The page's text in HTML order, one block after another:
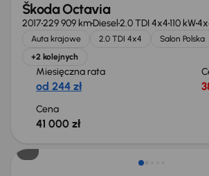
Škoda Octavia
2017229 909 kmDiesel2.0 TDI 4x4110 kW
Auta krajowe 2.0 TDI 4x4 Salon Polska
+2 kolejnych
Miesięczna rata
od 244 zł
Cena
41 000 zł